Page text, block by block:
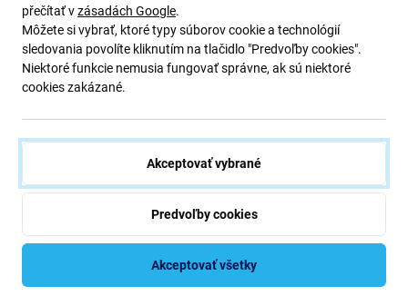
Newsletter Fix
Prihláste sa na odber newslettera ohľadom zliav a noviniek z našej
ponuky.
Odoberať
Súhlasím s odberom noviniek
přečítať vzásadách Google.
Môžete si vybrať, ktoré typy súborov cookie a technológií
sledovania povolíte kliknutím na tlačidlo "Predvoľby cookies".
Niektoré funkcie nemusia fungovať správne, ak sú niektoré
cookies zakázané.
Akceptovať vybrané
Predvoľby cookies
Akceptovať všetky